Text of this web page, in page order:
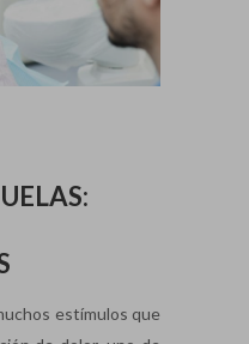
estímulos que